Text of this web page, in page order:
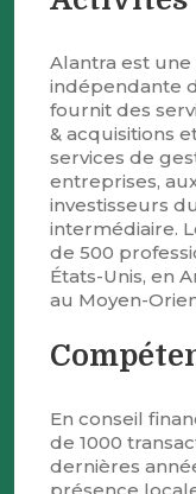
Alantra est
indépendante
fournit des
& acquisitions
services de
entreprises,
investisseurs
intermédiaire.
de 500
États-Unis, en
au Moyen-
En conseil
de 1000
dernières
présence